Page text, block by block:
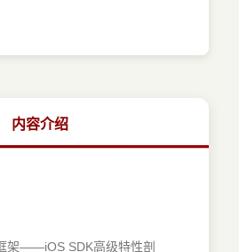
内容介绍
——iOS SDK高级特性剖